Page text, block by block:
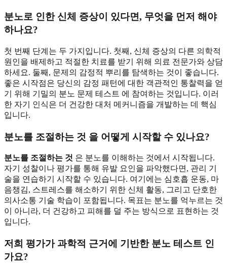
분노로 인한 신체 증상이 있다면, 무엇을 먼저 해야
하나요?
첫 번째 단계는 두 가지입니다. 첫째, 신체 증상의 다른 의학적
원인을 배제하고 적절한 치료를 받기 위해 의료 전문가와 상담
하세요. 둘째, 문제의 감정적 뿌리를 탐색하는 것이 좋습니다.
좋은 시작점은 당신의 감정 패턴에 대한 객관적인 통찰력을 얻
기 위해 기밀의 분노 문제 테스트 에 참여하는 것입니다. 이러
한 자기 인식은 더 건강한 대처 메커니즘을 개발하는 데 핵심
입니다.
분노를 조절하는 것 을 어떻게 시작할 수 있나요?
분노를 조절하는 것 은 분노를 이해하는 것에서 시작됩니다.
자기 성찰이나 평가를 통해 유발 요인을 파악했다면, 관리 기
술을 연습하기 시작할 수 있습니다. 여기에는 심호흡 운동, 마
음챙김, 스트레스를 해소하기 위한 신체 활동, 그리고 단호한
의사소통 기술 학습이 포함됩니다. 목표는 분노를 억누르는 것
이 아니라, 더 건강하고 피해를 덜 주는 방식으로 표현하는 것
입니다.
저희 평가가 과학적 근거에 기반한 분노 테스트 인
가요?